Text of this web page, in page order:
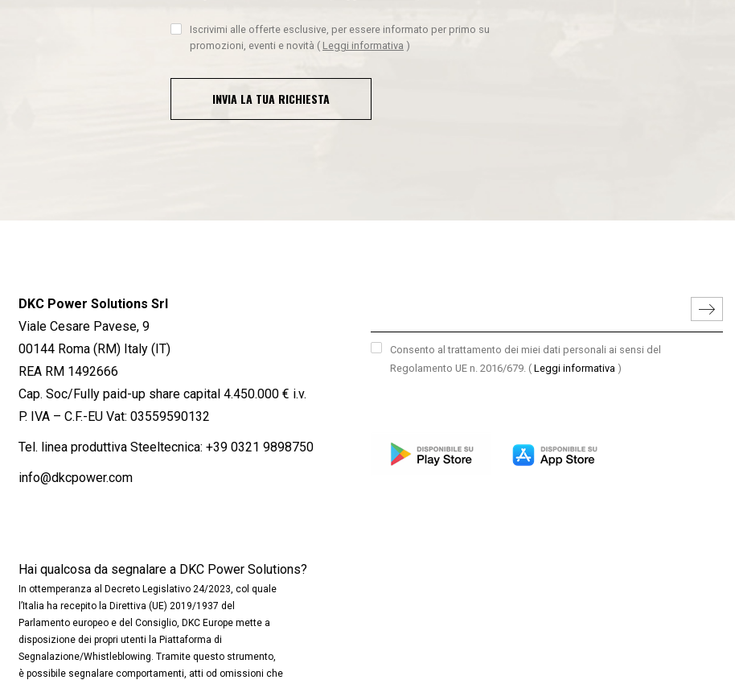
Iscrivimi alle offerte esclusive, per essere informato per primo su
promozioni, eventi e novità ( Leggi informativa )
INVIA LA TUA RICHIESTA
DKC Power Solutions Srl
Viale Cesare Pavese, 9
00144 Roma (RM) Italy (IT)
REA RM 1492666
Cap. Soc/Fully paid-up share capital 4.450.000 € i.v.
P. IVA – C.F.-EU Vat: 03559590132
Tel. linea produttiva Steeltecnica: +39 0321 9898750
info@dkcpower.com
Hai qualcosa da segnalare a DKC Power Solutions?
In ottemperanza al Decreto Legislativo 24/2023, col quale
l’Italia ha recepito la Direttiva (UE) 2019/1937 del
Parlamento europeo e del Consiglio, DKC Europe mette a
disposizione dei propri utenti la Piattaforma di
Segnalazione/Whistleblowing. Tramite questo strumento,
è possibile segnalare comportamenti, atti od omissioni che
Consento al trattamento dei miei dati personali ai sensi del
Regolamento UE n. 2016/679. ( Leggi informativa )